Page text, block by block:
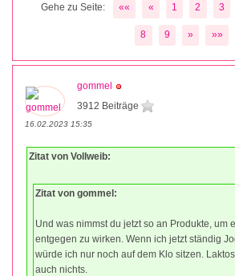
Gehe zu Seite: «« « 1 2 3
8 9 » »»
gommel
3912 Beiträge
16.02.2023 15:35
Zitat von Vollweib:
Zitat von gommel:
Und was nimmst du jetzt so an Produkte, um
entgegen zu wirken. Wenn ich jetzt ständig
würde ich nur noch auf dem Klo sitzen.
auch nichts.